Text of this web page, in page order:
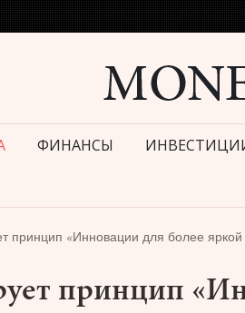
ФИНАНСЫ
принцип «Инновации для более
принцип